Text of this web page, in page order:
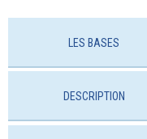
LES BASES
DESCRIPTION